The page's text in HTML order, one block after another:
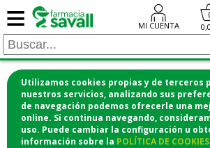
Utilizamos cookies propias y de terceros
nuestros servicios, analizando sus
de navegación podemos ofrecerle una
online. Si continua navegando,
uso. Puede cambiar la configuración u
información sobre la POLÍTICA DE COOKIES
≡ MI CUENTA
¡COMPRA CÓMODAMENTE DESDE
EN LA FARMACIA!
o si lo prefieres te lo